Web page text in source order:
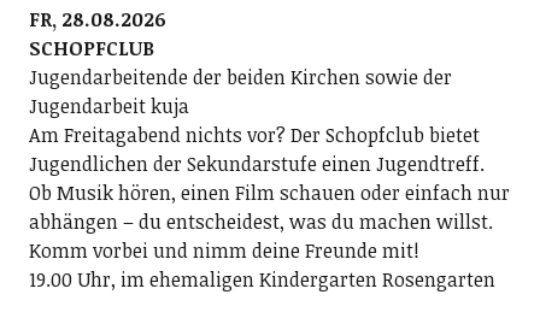
FR, 28.08.2026
SCHOPFCLUB
Jugendarbeitende der beiden Kirchen sowie der
Jugendarbeit kuja
Am Freitagabend nichts vor? Der Schopfclub bietet
Jugendlichen der Sekundarstufe einen Jugendtreff.
Ob Musik hören, einen Film schauen oder einfach nur
abhängen – du entscheidest, was du machen willst.
Komm vorbei und nimm deine Freunde mit!
19.00 Uhr, im ehemaligen Kindergarten Rosengarten